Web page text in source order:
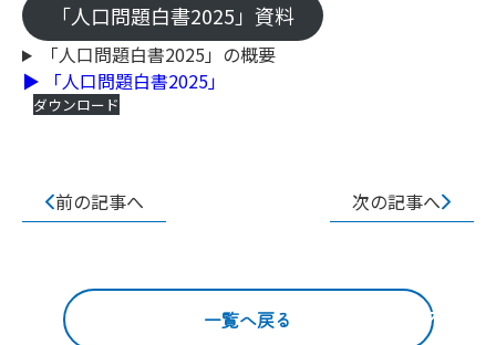
「人口問題白書2025」資料
「人口問題白書2025」の概要
▶ 「人口問題白書2025」
ダウンロード
前の記事へ 次の記事へ
一覧へ戻る